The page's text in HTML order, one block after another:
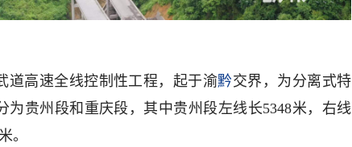
道高速全线控制性工程，起于渝黔交界，为分离式特
为贵州段和重庆段，其中贵州段左线长5348米，右线
。